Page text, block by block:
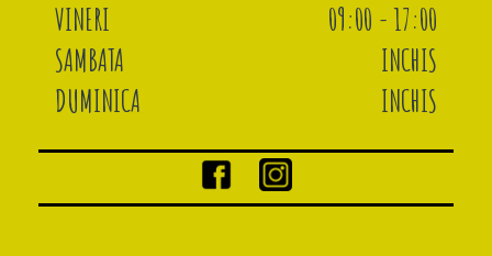
VINERI
09:00 - 17:00
SAMBATA
INCHIS
DUMINICA
INCHIS